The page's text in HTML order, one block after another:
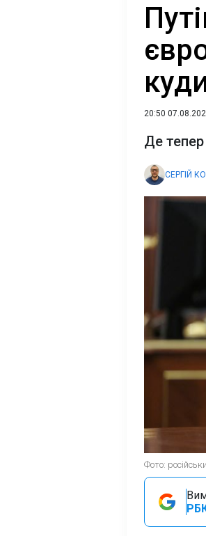
20:50
Де тепер
СЕРГІЙ
Фото: